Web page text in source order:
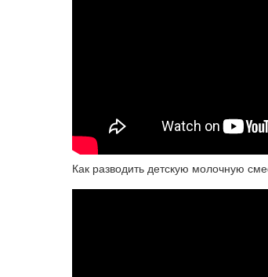
Как разводить детскую молочную